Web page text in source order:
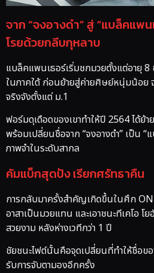
จาก “จงอางดำ” สู่ “แบล็คแพน
โรยด้วยกลีบกุหลาบ
แบล็คแพนเธอร์เริ่มชกมวยตั้งแต่อายุ 8
ในภาคใต้ ก่อนย้ายสู่ค่ายศิษย์หนุ่มน้อย
จริงจังตั้งแต่ ม.1
ฟอร์มดุเดือดของเขาทำให้ปี 2564 ได้ย้
พร้อมเปลี่ยนชื่อจาก “จงอางดำ” เป็น “
ภาพจำในระดับสากล
คัมแบ็กสุดปัง เรียกศรัทธาคืน
การกลับมาครั้งสำคัญเกิดขึ้นในศึก
อาสาเป็นมวยแทน และเอาชนะทีเคโอ โ
สวยงาม หลังห่างเวทีกว่า 1 ปี
ชัยชนะไฟต์นั้นคือจุดเปลี่ยนที่ทำให้ชื่อข
รับการจับตามองอีกครั้ง